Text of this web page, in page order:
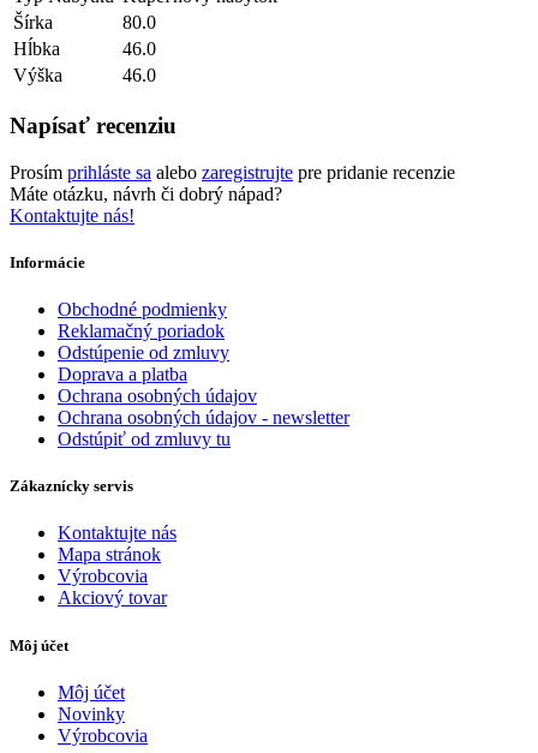
Šírka
80.0
Hĺbka
46.0
Výška
46.0
Napísať recenziu
Prosím prihláste sa alebo zaregistrujte pre pridanie recenzie
Máte otázku, návrh či dobrý nápad?
Kontaktujte nás!
Informácie
Obchodné podmienky
Reklamačný poriadok
Odstúpenie od zmluvy
Doprava a platba
Ochrana osobných údajov
Ochrana osobných údajov - newsletter
Odstúpiť od zmluvy tu
Zákaznícky servis
Kontaktujte nás
Mapa stránok
Výrobcovia
Akciový tovar
Môj účet
Môj účet
Novinky
Výrobcovia